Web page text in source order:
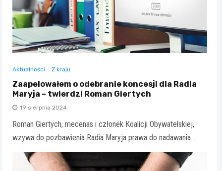
Aktualności Z kraju
Zaapelowałem o odebranie koncesji dla Radia
Maryja – twierdzi Roman Giertych
19 sierpnia 2024
Roman Giertych, mecenas i członek Koalicji Obywatelskiej,
wzywa do pozbawienia Radia Maryja prawa do nadawania.…